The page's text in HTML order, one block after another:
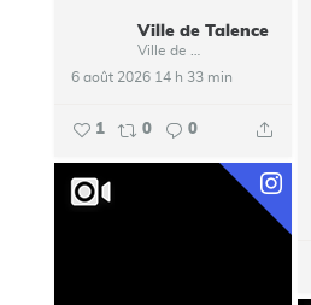
Ville de Talence
6 août 2026 14 h 33 min
1 0 0